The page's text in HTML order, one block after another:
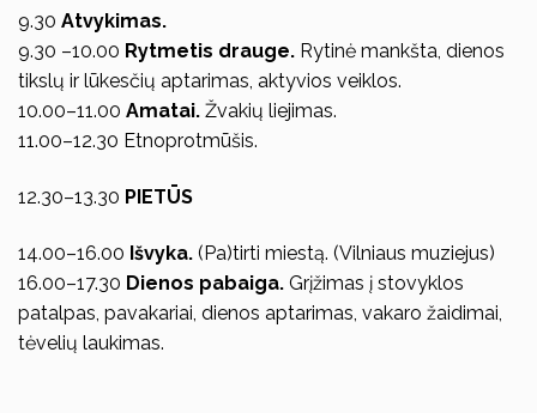
9.30 Atvykimas.
9.30 –10.00 Rytmetis drauge. Rytinė mankšta, dienos
tikslų ir lūkesčių aptarimas, aktyvios veiklos.
10.00–11.00 Amatai. Žvakių liejimas.
11.00–12.30 Etnoprotmūšis.
12.30–13.30 PIETŪS
14.00–16.00 Išvyka. (Pa)tirti miestą. (Vilniaus muziejus)
16.00–17.30 Dienos pabaiga. Grįžimas į stovyklos
patalpas, pavakariai, dienos aptarimas, vakaro žaidimai,
tėvelių laukimas.